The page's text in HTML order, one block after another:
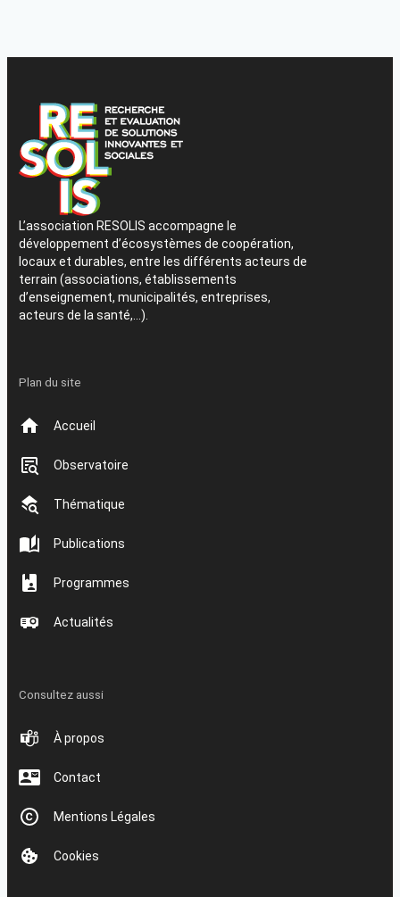
L’association RESOLIS accompagne le
développement d’écosystèmes de coopération,
locaux et durables, entre les différents acteurs de
terrain (associations, établissements
d’enseignement, municipalités, entreprises,
acteurs de la santé,…).
Plan du site
Accueil
Observatoire
Thématique
Publications
Programmes
Actualités
Consultez aussi
À propos
Contact
Mentions Légales
Cookies